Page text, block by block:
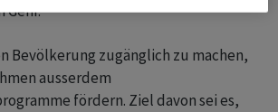
Genf.
Bevölkerung zugänglich zu machen,
ausserdem
fördern. Ziel davon sei es,